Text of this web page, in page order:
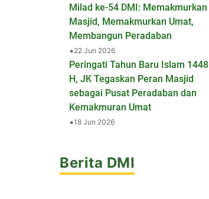
Milad ke-54 DMI: Memakmurkan
Masjid, Memakmurkan Umat,
Membangun Peradaban
•22 Jun 2026
Peringati Tahun Baru Islam 1448
H, JK Tegaskan Peran Masjid
sebagai Pusat Peradaban dan
Kemakmuran Umat
•18 Jun 2026
Berita DMI